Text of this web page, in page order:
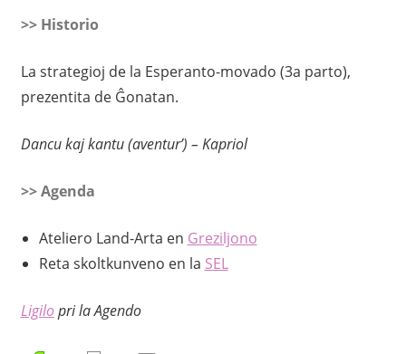
>> Historio
La strategioj de la Esperanto-movado (3a parto),
prezentita de Ĝonatan.
Dancu kaj kantu (aventur’) – Kapriol
>> Agenda
Ateliero Land-Arta en Greziljono
Reta skoltkunveno en la SEL
Ligilopri la Agendo